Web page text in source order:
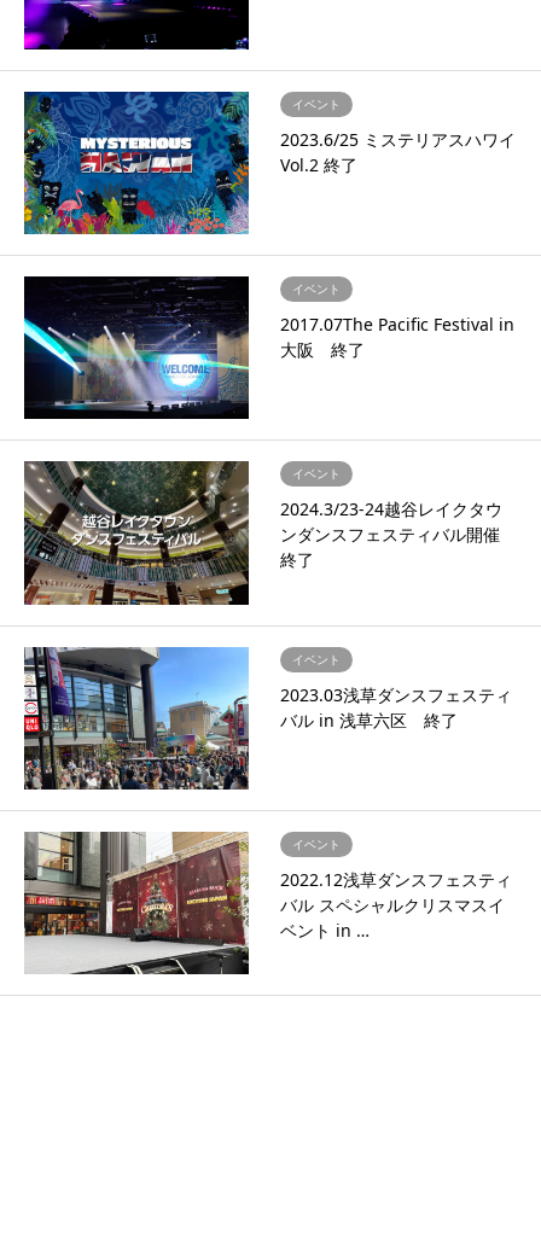
イベント
2023.6/25 ミステリアスハワイ
Vol.2 終了
イベント
2017.07The Pacific Festival in
大阪 終了
イベント
2024.3/23-24越谷レイクタウ
ンダンスフェスティバル開催
終了
イベント
2023.03浅草ダンスフェスティ
バル in 浅草六区 終了
イベント
2022.12浅草ダンスフェスティ
バル スペシャルクリスマスイ
ベント in …